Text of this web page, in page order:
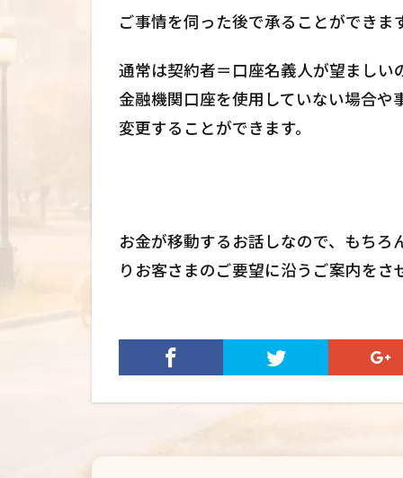
ご事情を伺った後で承ることができま
通常は契約者＝口座名義人が望まし
金融機関口座を使用していない場合
変更することができます。
お金が移動するお話しなので、もち
りお客さまのご要望に沿うご案内をさ